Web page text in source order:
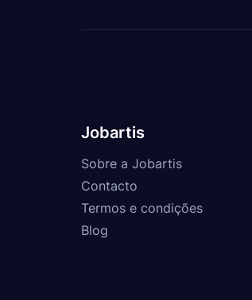
Jobartis
Sobre a Jobartis
Contacto
Termos e condições
Blog